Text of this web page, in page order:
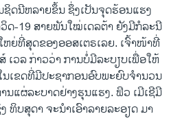
ດນີຫລາຍຂຶ້ນ ຊຶ່ງເປັນຈຸດຮ້ອນແຮງ
ດ-19 ສາຍພັນໃໝ່ເດລຕ້າ ຍັງມີກໍລະນີ
ຫຍ່ທີ່ສຸດຂອງອອສເຕຣເລຍ. ເຈົ້າໜ້າທີ່
ເວລ ກ່າວວ່າ ການບໍ່ມີລະບຽບເພື່ອໃຫ້
ເຂດທີ່ມີປະຊາກອນອົບພະຍົບຈໍານວນ
ແຜ່ລະບາດຢ່າງຮຸນແຮງ. ຟິວ ເມີເຊີມີ
ທິບສຸດາ ຈະນໍາເອົາລາຍລະອຽດ ມາ